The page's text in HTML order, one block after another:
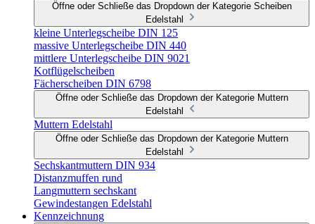
Öffne oder Schließe das Dropdown der Kategorie Scheiben
Edelstahl
kleine Unterlegscheibe DIN 125
massive Unterlegscheibe DIN 440
mittlere Unterlegscheibe DIN 9021
Kotflügelscheiben
Fächerscheiben DIN 6798
Öffne oder Schließe das Dropdown der Kategorie Muttern
Edelstahl
Muttern Edelstahl
Öffne oder Schließe das Dropdown der Kategorie Muttern
Edelstahl
Sechskantmuttern DIN 934
Distanzmuffen rund
Langmuttern sechskant
Gewindestangen Edelstahl
Kennzeichnung